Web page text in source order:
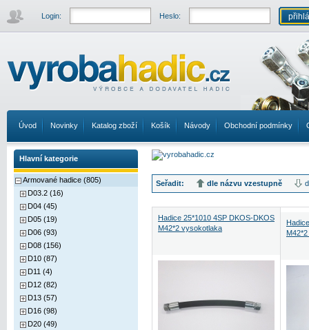
Login: Heslo:
Úvod Novinky Katalog zboží Košík Návody Obchodní podmínky
Hlavní kategorie
Armované hadice (805)
D03.2 (16)
D04 (45)
D05 (19)
D06 (93)
D08 (156)
D10 (87)
D11 (4)
D12 (82)
D13 (57)
D16 (98)
D20 (49)
Seřadit: dle názvu vzestupně
Hadice 25*1010 4SP DKOS-DKOS
M42*2 vysokotlaka